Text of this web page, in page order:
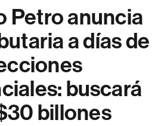
Petro anuncia
a días de
buscará
billones